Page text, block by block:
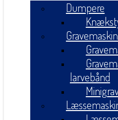
Dumpere
larvebånd